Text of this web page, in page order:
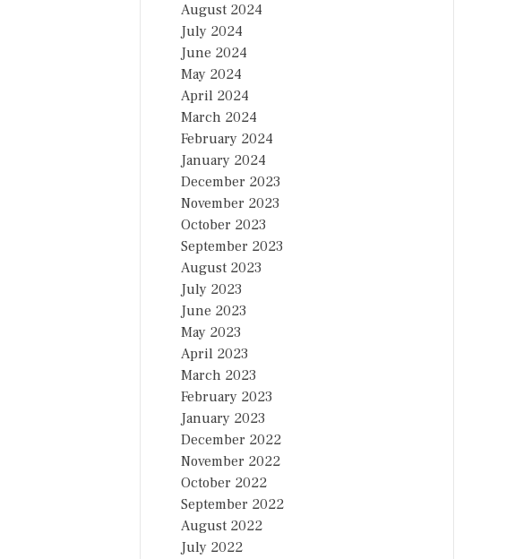
August 2024
July 2024
June 2024
May 2024
April 2024
March 2024
February 2024
January 2024
December 2023
November 2023
October 2023
September 2023
August 2023
July 2023
June 2023
May 2023
April 2023
March 2023
February 2023
January 2023
December 2022
November 2022
October 2022
September 2022
August 2022
July 2022